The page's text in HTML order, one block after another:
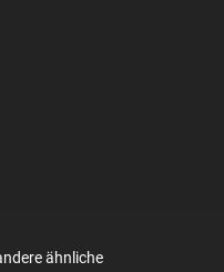
ähnliche